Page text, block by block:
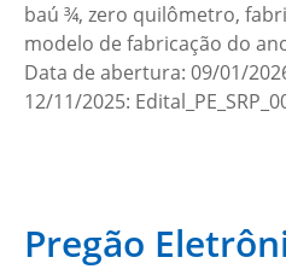
baú ¾, zero quilômetro,
modelo de fabricação do
Data de abertura: 09/01/
12/11/2025:
Pregão